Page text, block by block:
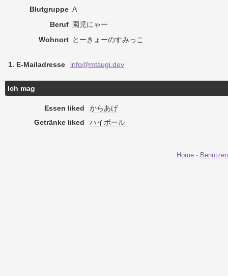
Blutgruppe A
Beruf 園児にゃー
Wohnort とーきょーのすみっこ
1. E-Mailadresse info@mtsugi.dev
Ich mag
Essen liked
からあげ
Getränke liked
ハイボール
Home -